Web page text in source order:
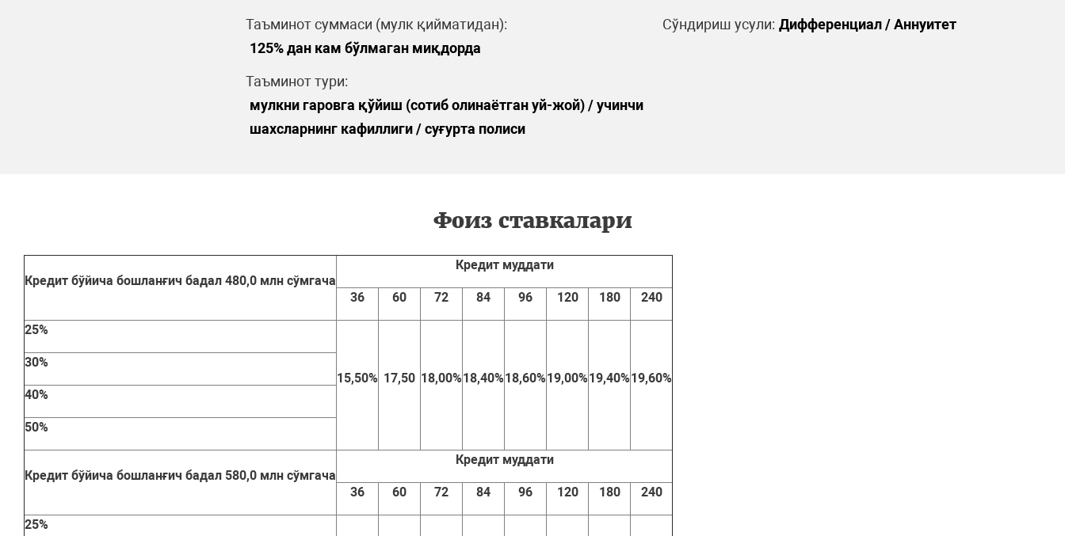
Таъминот суммаси (мулк қийматидан):
125% дан кам бўлмаган миқдорда
Сўндириш усули: Дифференциал / Аннуитет
Таъминот тури:
мулкни гаровга қўйиш (сотиб олинаётган уй-жой) / учинчи
шахсларнинг кафиллиги / суғурта полиси
Фоиз ставкалари
Кредит бўйича бошланғич бадал 480,0 млн сўмгача
Кредит муддати
36 60 72 84 96 120 180 240
25%
15,50% 17,50 18,00%18,40%18,60%19,00%19,40%19,60%
30%
40%
50%
Кредит бўйича бошланғич бадал 580,0 млн сўмгача
Кредит муддати
36 60 72 84 96 120 180 240
25%